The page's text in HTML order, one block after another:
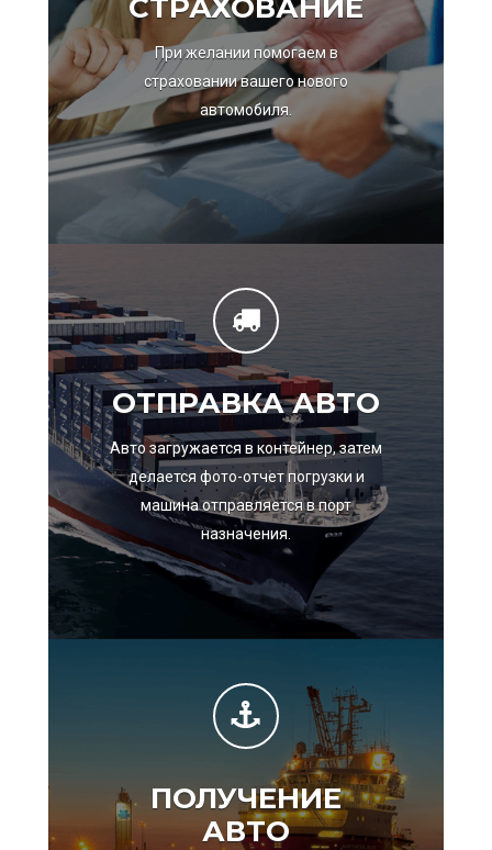
СТРАХОВАНИЕ
При желании помогаем в
страховании вашего нового
автомобиля.
ОТПРАВКА АВТО
Авто загружается в контейнер, затем
делается фото-отчет погрузки и
машина отправляется в порт
назначения.
ПОЛУЧЕНИЕ
АВТО